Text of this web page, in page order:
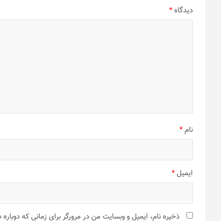
دیدگاه*
نام*
ایمیل*
ذخیره نام، ایمیل و وبسایت من در مرورگر برای زمانی که